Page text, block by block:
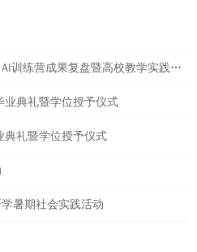
重庆大学联合华为ModelEngine AI训练营成果复盘暨高校教学实践计划启动会举行
典礼暨学位授予仪式
典礼暨学位授予仪式
暑期社会实践活动